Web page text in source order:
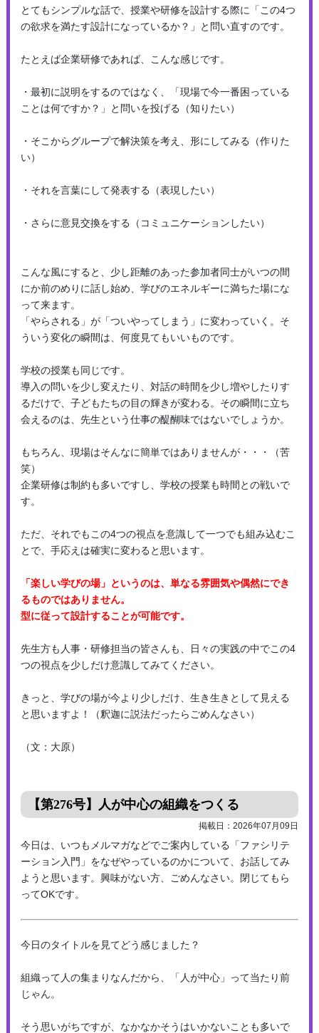
とてもシンプルな話で、授業や研修を設計する際に「この4つ
の欲求を満たす設計になっているか？」と問い直すのです。
たとえば企業研修であれば、こんな感じです。
・最初に説明をするのではなく、「現場で今一番困っている
ことは何ですか？」と問いを投げる（知りたい）
・そこからグループで解決策を考え、形にしてみる（作りた
い）
・それを言葉にして発表する（表現したい）
・さらに意見交換をする（コミュニケーションしたい）
こんな風にすると、少し距離のあった参加者同士がいつの間
にか前のめりに話し始め、学びのエネルギーに満ちた場にな
って来ます。
「やらされる」が「ついやってしまう」に変わっていく。そ
ういう変化の瞬間は、何度見てもいいものです。
学校の授業も同じです。
導入の問いを少し変えたり、対話の時間を少し増やしたりす
るだけで、子どもたちの目の輝きが変わる。その瞬間に立ち
会えるのは、先生という仕事の醍醐味ではないでしょうか。
もちろん、現場はそんなに簡単ではありませんが・・・（苦
笑）
企業研修は制約も多いですし、学校の授業も時間との戦いで
す。
ただ、それでもこの4つの視点を意識して一つでも組み込むこ
とで、手応えは確実に変わると思います。
「楽しい学びの場」というのは、単なる雰囲気や偶然にでき
るものではありません。
型に従って設計することが可能です。
先生方も人事・研修担当の皆さんも、日々の実践の中でこの4
つの視点を少しだけ意識してみてください。
きっと、学びの場が今より少しだけ、生き生きとして見える
と思いますよ！（釈迦に説法だったらごめんなさい）
（文：大原）
【第276号】人が中心の組織をつくる
掲載日：2026年07月09日
今日は、いつもメルマガなどでご案内している「ファシリテ
ーション入門」をなぜやっているのかについて、お話してみ
ようと思います。興味がない方、ごめんなさい。閉じてもら
ってOKです。
今日のタイトルを見てどう感じました？
組織って人の集まりなんだから、「人が中心」って当たり前
じゃん。
そう思いがちですが、なかなかそうはいかないことも多いで